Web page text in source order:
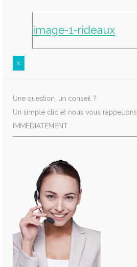
image-1-rideaux
X
Une question, un conseil ?
Un simple clic et nous vous rappellons
IMMÉDIATEMENT